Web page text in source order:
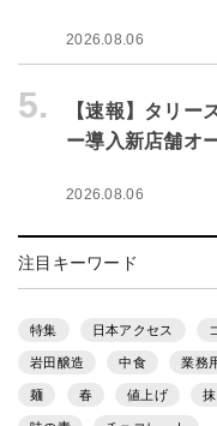
2026.08.06
5.
【速報】タリー
ー導入新店舗オ
2026.08.06
注目キーワード
特集 日本アクセス
岩田醸造 中食 業務
麺 春 値上げ